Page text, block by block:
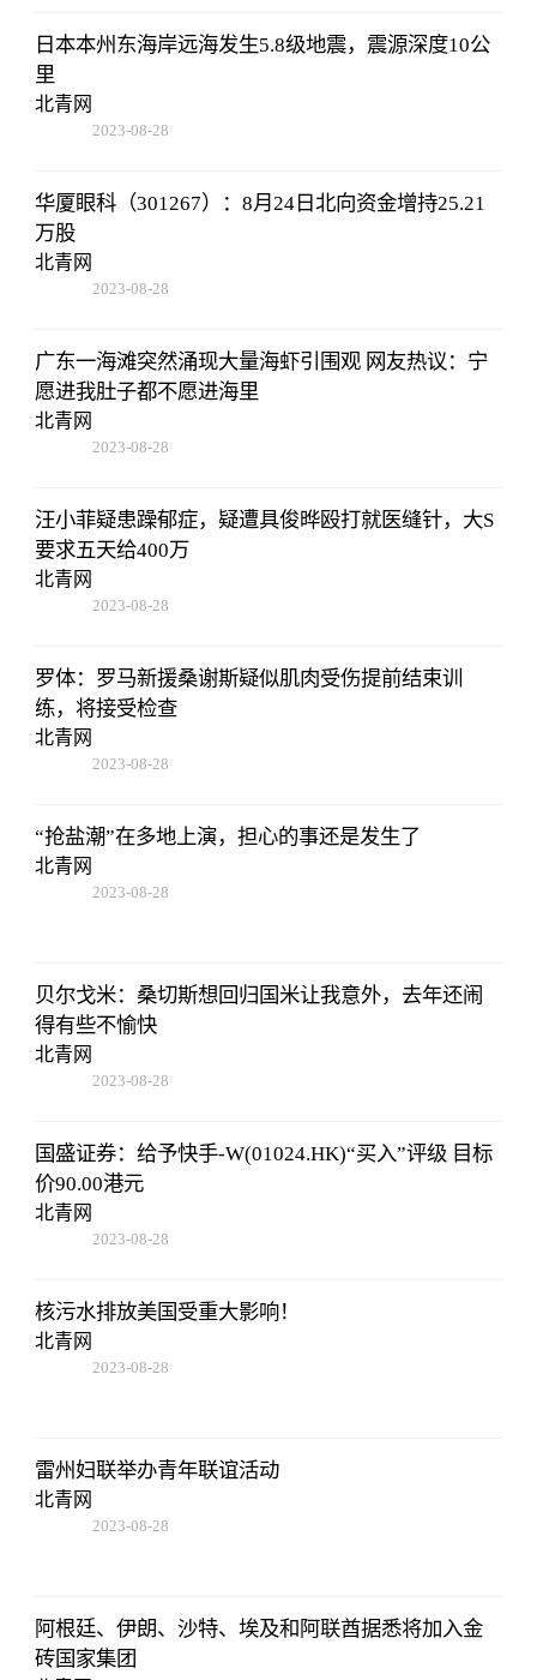
日本本州东海岸远海发生5.8级地震，震源深度10公
里
北青网
2023-08-28
华厦眼科（301267）：8月24日北向资金增持25.21
万股
北青网
2023-08-28
广东一海滩突然涌现大量海虾引围观 网友热议：宁
愿进我肚子都不愿进海里
北青网
2023-08-28
汪小菲疑患躁郁症，疑遭具俊晔殴打就医缝针，大S
要求五天给400万
北青网
2023-08-28
罗体：罗马新援桑谢斯疑似肌肉受伤提前结束训
练，将接受检查
北青网
2023-08-28
“抢盐潮”在多地上演，担心的事还是发生了
北青网
2023-08-28
贝尔戈米：桑切斯想回归国米让我意外，去年还闹
得有些不愉快
北青网
2023-08-28
国盛证券：给予快手-W(01024.HK)“买入”评级 目标
价90.00港元
北青网
2023-08-28
核污水排放美国受重大影响！
北青网
2023-08-28
雷州妇联举办青年联谊活动
北青网
2023-08-28
阿根廷、伊朗、沙特、埃及和阿联酋据悉将加入金
砖国家集团